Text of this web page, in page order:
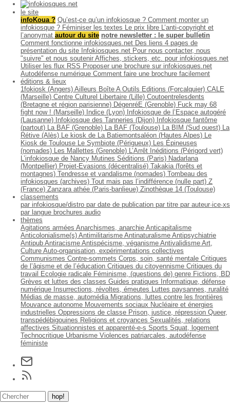
le site
infoKoua ? Qu’est-ce qu’un infokiosque ? Comment monter un
infokiosque ? Féminiser les textes Le prix libre L’anti-copyright et
l’anonymat autour du site notre newsletter : le super bulletin
Comment fonctionne infokiosques.net Des liens 4 pages de
présentation du site Infokiosques.net Pour nous contacter, nous
"suivre" et nous soutenir Affiches, stickers, etc. pour infokiosques.net
Utiliser les flux RSS Proposer une brochure sur infokiosques.net
Autodéfense numérique Comment faire une brochure facilement
éditions & lieux
1fokiosk (Angers) Ailleurs Boîte A Outils Editions (Forcalquier) CALE
(Marseille) Centre Culturel Libertaire (Lille) Coutoentrelesdents
(Bretagne et région parisienne) DégenréE (Grenoble) Fuck may 68
fight now ! (Marseille) Indice (Lyon) Infokiosque de l’Espace autogéré
(Lausanne) Infokiosque des Tanneries (Dijon) Infokiosque fantôme
(partout) La BAF (Grenoble) La BAF (Toulouse) La BIM (Sud ouest) La
Rétive (Alès) Le kiosk de La Batiemontsaléon (Hautes Alpes) Le
Kiosk de Toulouse Le Symbiote (Périgueux) Les Épineuses
(nomades) Les Mallettes (Grenoble) L’Arrêt Inéditions (Périgord vert)
L’infokiosque de Nancy Mutines Séditions (Paris) Nadarlana
(Montpellier) Projet-Evasions (décentralisé) Takakia (forêts et
montagnes) Tendresse et vandalisme (nomades) Tombeau des
infokiosques (archives) Tout mais pas l’indifférence (nulle part) Z
(France) Zanzara athée (Paris-banlieue) Zinothèque 14 (Toulouse)
classements
par infokiosque/distro par date de publication par titre par auteur·ice·xs
par langue brochures audio
thèmes
Agitations armées Anarchismes, anarchie Anticapitalisme
Anticolonialisme(s) Antimilitarisme Antinaturalisme Antipsychiatrie
Antipub Antiracisme Antispécisme, véganisme Antivalidisme Art,
Culture Auto-organisation, expérimentations collectives
Communismes Contre-sommets Corps, soin, santé mentale Critiques
de l’âgisme et de l’éducation Critiques du citoyennisme Critiques du
travail
Ecologie radicale Féminisme, (questions de) genre Fictions, BD
Grèves et luttes des classes Guides pratiques
Informatique, défense
numérique Insurrections, révoltes, émeutes Luttes paysannes, ruralité
Médias de masse, automédia Migrations, luttes contre les frontières
Mouvance autonome Mouvements sociaux Nucléaire et énergies
industrielles Oppressions de classe Prison, justice, répression Queer,
transpédébigouines Religions et croyances Sexualités, relations
affectives Situationnistes et apparenté-e-s Sports Squat, logement
Technocritique Urbanisme Violences patriarcales, autodéfense
féministe